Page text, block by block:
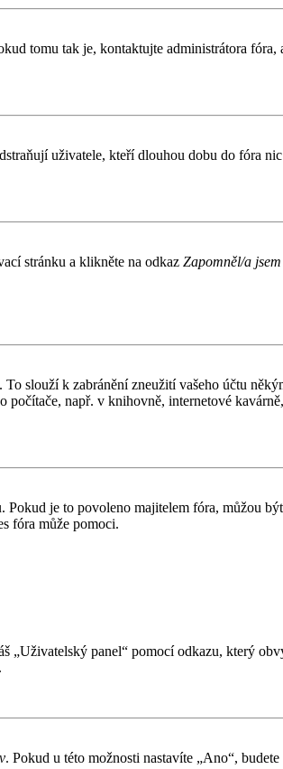
tomu tak je, kontaktujte administrátora fóra,
uživatele, kteří dlouhou dobu do fóra
stránku a klikněte na odkaz Zapomněl/a
To slouží k zabránění zneužití vašeho účtu
např. v knihovně, internetové
je to povoleno majitelem fóra, můžou
fóra může pomoci.
„Uživatelský panel“ pomocí odkazu, který
. Pokud u této možnosti nastavíte „Ano“,